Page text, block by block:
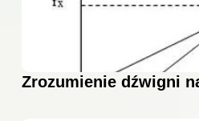
Zrozumienie dźwigni